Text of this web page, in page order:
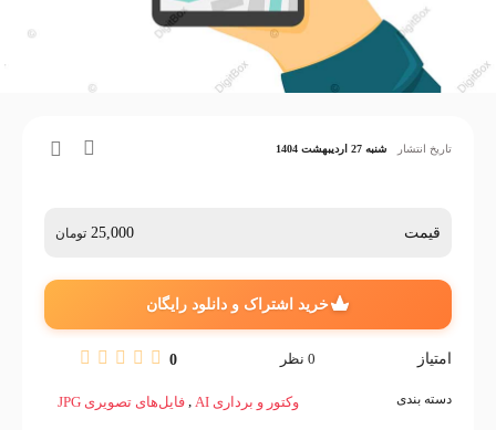
تاریخ انتشار شنبه 27 اردیبهشت 1404
قیمت 25,000 تومان
خرید اشتراک و دانلود رایگان
امتیاز 0 نظر 0
دسته بندی وکتور و برداری AI , فایل‌های تصویری JPG